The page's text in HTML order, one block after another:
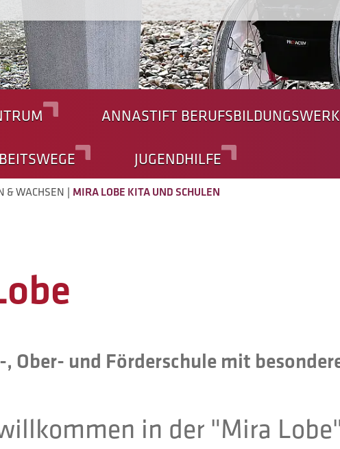
ANNASTIFT
JUGENDHILFE
& WACHSEN MIRA LOBE KITA UND SCHULEN
, Ober- und Förderschule mit
in der "Mira